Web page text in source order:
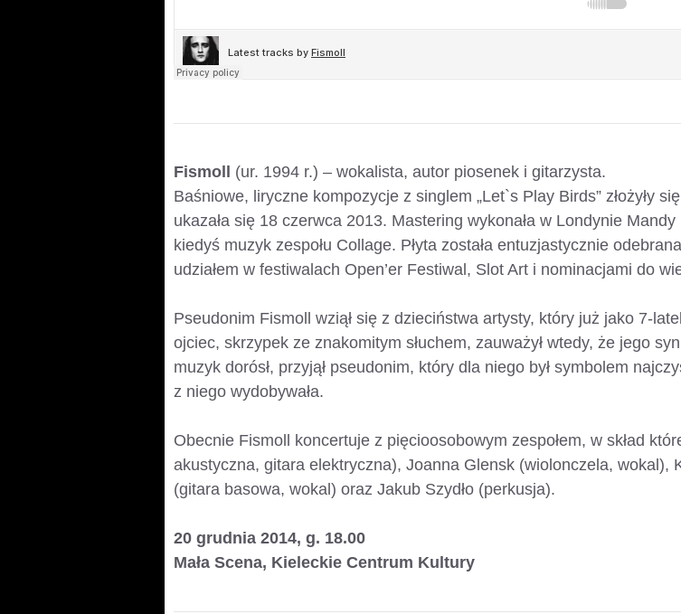
Fismoll
(ur. 1994 r.) – wokalista, autor piosenek i gitarzysta.
Baśniowe, liryczne kompozycje z singlem „Let`s Play Birds” złożyły
ukazała się 18 czerwca 2013. Mastering wykonała w Londynie
kiedyś muzyk zespołu Collage. Płyta została entuzjastycznie
udziałem w festiwalach Open’er Festiwal, Slot Art i nominacjami do
Pseudonim Fismoll wziął się z dzieciństwa artysty, który już jako 7-
ojciec, skrzypek ze znakomitym słuchem, zauważył wtedy, że jego
muzyk dorósł, przyjął pseudonim, który dla niego był symbolem
z niego wydobywała.
Obecnie Fismoll koncertuje z pięcioosobowym zespołem, w skład
akustyczna, gitara elektryczna), Joanna Glensk (wiolonczela, wokal),
(gitara basowa, wokal) oraz Jakub Szydło (perkusja).
20 grudnia 2014, g. 18.00
Mała Scena, Kieleckie Centrum Kultury